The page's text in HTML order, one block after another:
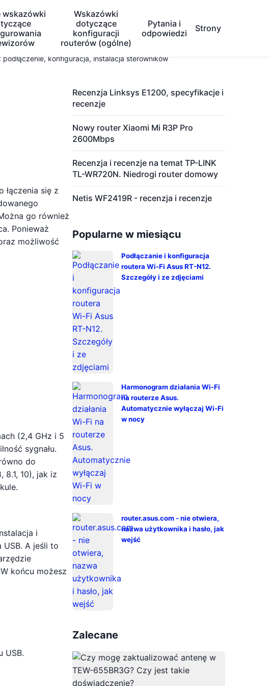
wskazówki
Wskazówki
dotyczące
konfiguracji
routerów (ogólne)
Pytania i
odpowiedzi
Strony
konfiguracja, instalacja sterowników
łączenia się z
go również
Ponieważ
możliwość
(2,4 GHz i 5
sygnału.
do
8.1, 10), jak iz
i
A jeśli to
końcu możesz
USB.
Recenzja Linksys E1200, specyfikacje i
recenzje
Nowy router Xiaomi Mi R3P Pro
2600Mbps
Recenzja i recenzje na temat TP-LINK
TL-WR720N. Niedrogi router domowy
Netis WF2419R - recenzja i recenzje
Popularne w miesiącu
Podłączanie i konfiguracja
routera Wi-Fi Asus RT-N12.
Szczegóły i ze zdjęciami
Harmonogram działania Wi-Fi
na routerze Asus.
Automatycznie wyłączaj Wi-Fi
w nocy
router.asus.com - nie otwiera,
nazwa użytkownika i hasło, jak
wejść
Zalecane